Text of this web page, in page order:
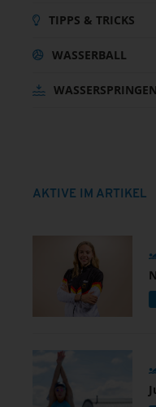
TIPPS & TRICKS
WASSERBALL
WASSERSPRINGEN
AKTIVE IM ARTIKEL